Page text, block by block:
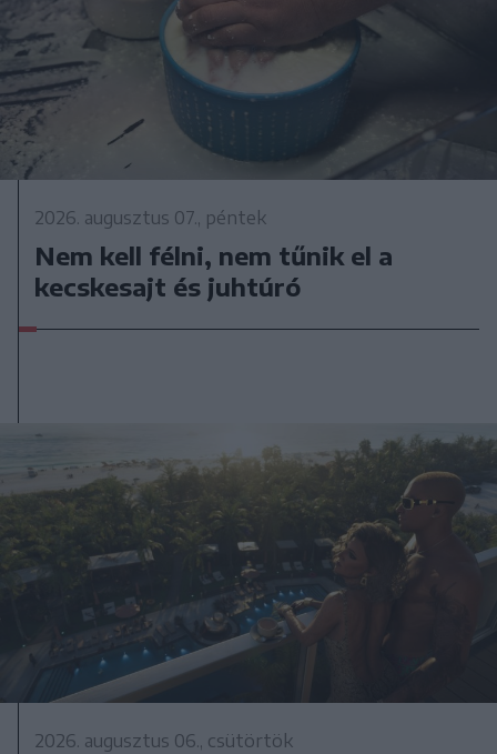
2026. augusztus 07., péntek
Nem kell félni, nem tűnik el a
kecskesajt és juhtúró
2026. augusztus 06., csütörtök